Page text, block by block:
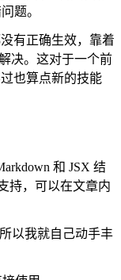
题。
有正确生效，靠着
决。这对于一个前
也算点新的技能
和 JSX 结
持，可以在文章内
以我就自己动手丰